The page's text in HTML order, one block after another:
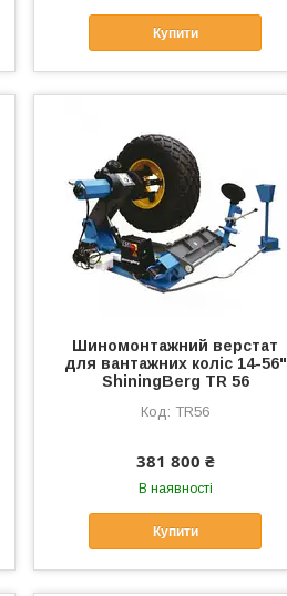
Купити
Шиномонтажний верстат
для вантажних коліс 14-56"
ShiningBerg TR 56
TR56
381 800 ₴
В наявності
Купити